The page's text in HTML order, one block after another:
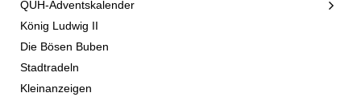
QUH-Adventskalender
König Ludwig II
Die Bösen Buben
Stadtradeln
Kleinanzeigen